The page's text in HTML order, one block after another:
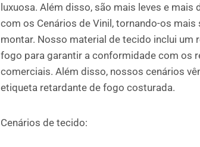
luxuosa. Além disso, são mais leves e mais
com os Cenários de Vinil, tornando-os
montar. Nosso material de tecido inclui um
fogo para garantir a conformidade com os
comerciais. Além disso, nossos cenários
etiqueta retardante de fogo costurada.
Cenários de tecido: